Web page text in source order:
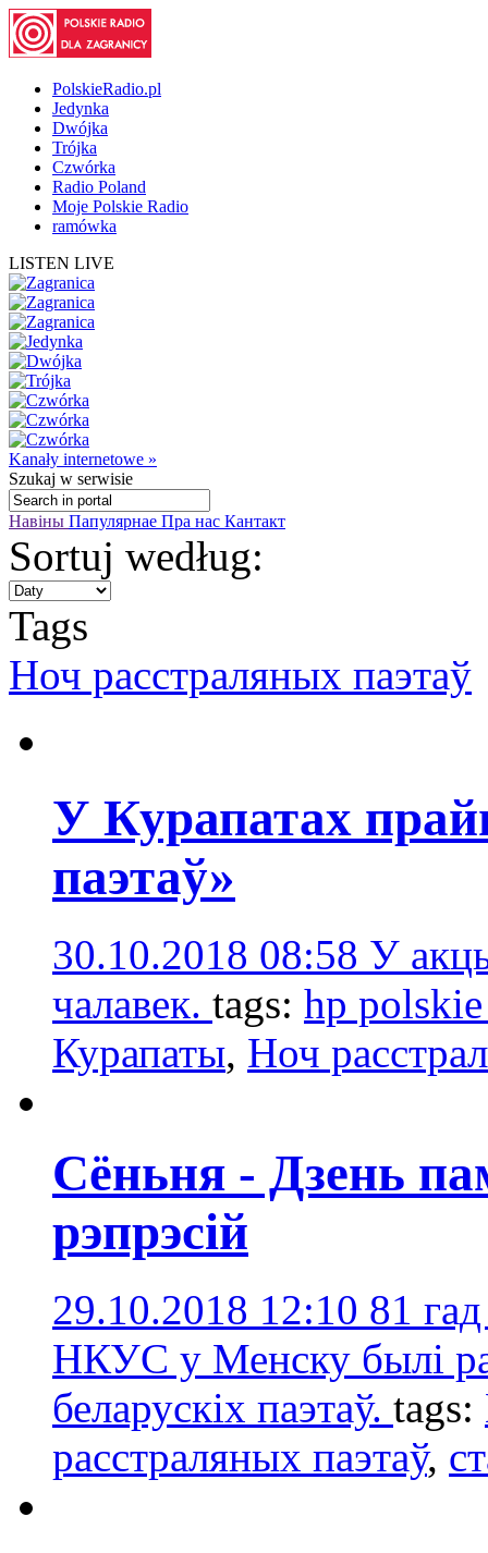
PolskieRadio.pl
Jedynka
Dwójka
Trójka
Czwórka
Radio Poland
Moje Polskie Radio
ramówka
LISTEN LIVE
Kanały internetowe »
Szukaj w serwisie
Навіны Папулярнае Пра нас Кантакт
Sortuj według:
Tags
Ноч расстраляных паэтаў
У Курапатах
паэтаў»
30.10.2018 08:58 У
чалавек. tags: hp
Курапаты, Ноч
Сёньня - Дзень
рэпрэсій
29.10.2018 12:10 81
НКУС у Менску былі
беларускіх паэтаў. tags:
расстраляных паэтаў,